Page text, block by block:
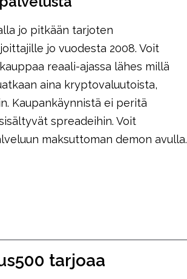
jo pitkään tarjoten
jo vuodesta 2008. Voit
reaali-ajassa lähes millä
aina kryptovaluutoista,
Kaupankäynnistä ei peritä
spreadeihin. Voit
maksuttoman demon avulla.
tarjoaa